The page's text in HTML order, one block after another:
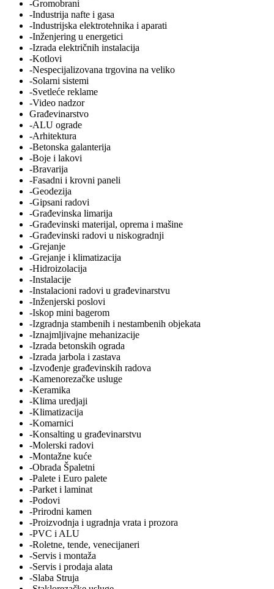
-Gromobrani
-Industrija nafte i gasa
-Industrijska elektrotehnika i aparati
-Inženjering u energetici
-Izrada električnih instalacija
-Kotlovi
-Nespecijalizovana trgovina na veliko
-Solarni sistemi
-Svetleće reklame
-Video nadzor
Građevinarstvo
-ALU ograde
-Arhitektura
-Betonska galanterija
-Boje i lakovi
-Bravarija
-Fasadni i krovni paneli
-Geodezija
-Gipsani radovi
-Građevinska limarija
-Građevinski materijal, oprema i mašine
-Građevinski radovi u niskogradnji
-Grejanje
-Grejanje i klimatizacija
-Hidroizolacija
-Instalacije
-Instalacioni radovi u građevinarstvu
-Inženjerski poslovi
-Iskop mini bagerom
-Izgradnja stambenih i nestambenih objekata
-Iznajmljivajne mehanizacije
-Izrada betonskih ograda
-Izrada jarbola i zastava
-Izvođenje građevinskih radova
-Kamenorezačke usluge
-Keramika
-Klima uredjaji
-Klimatizacija
-Komarnici
-Konsalting u građevinarstvu
-Molerski radovi
-Montažne kuće
-Obrada Špaletni
-Palete i Euro palete
-Parket i laminat
-Podovi
-Prirodni kamen
-Proizvodnja i ugradnja vrata i prozora
-PVC i ALU
-Roletne, tende, venecijaneri
-Servis i montaža
-Servis i prodaja alata
-Slaba Struja